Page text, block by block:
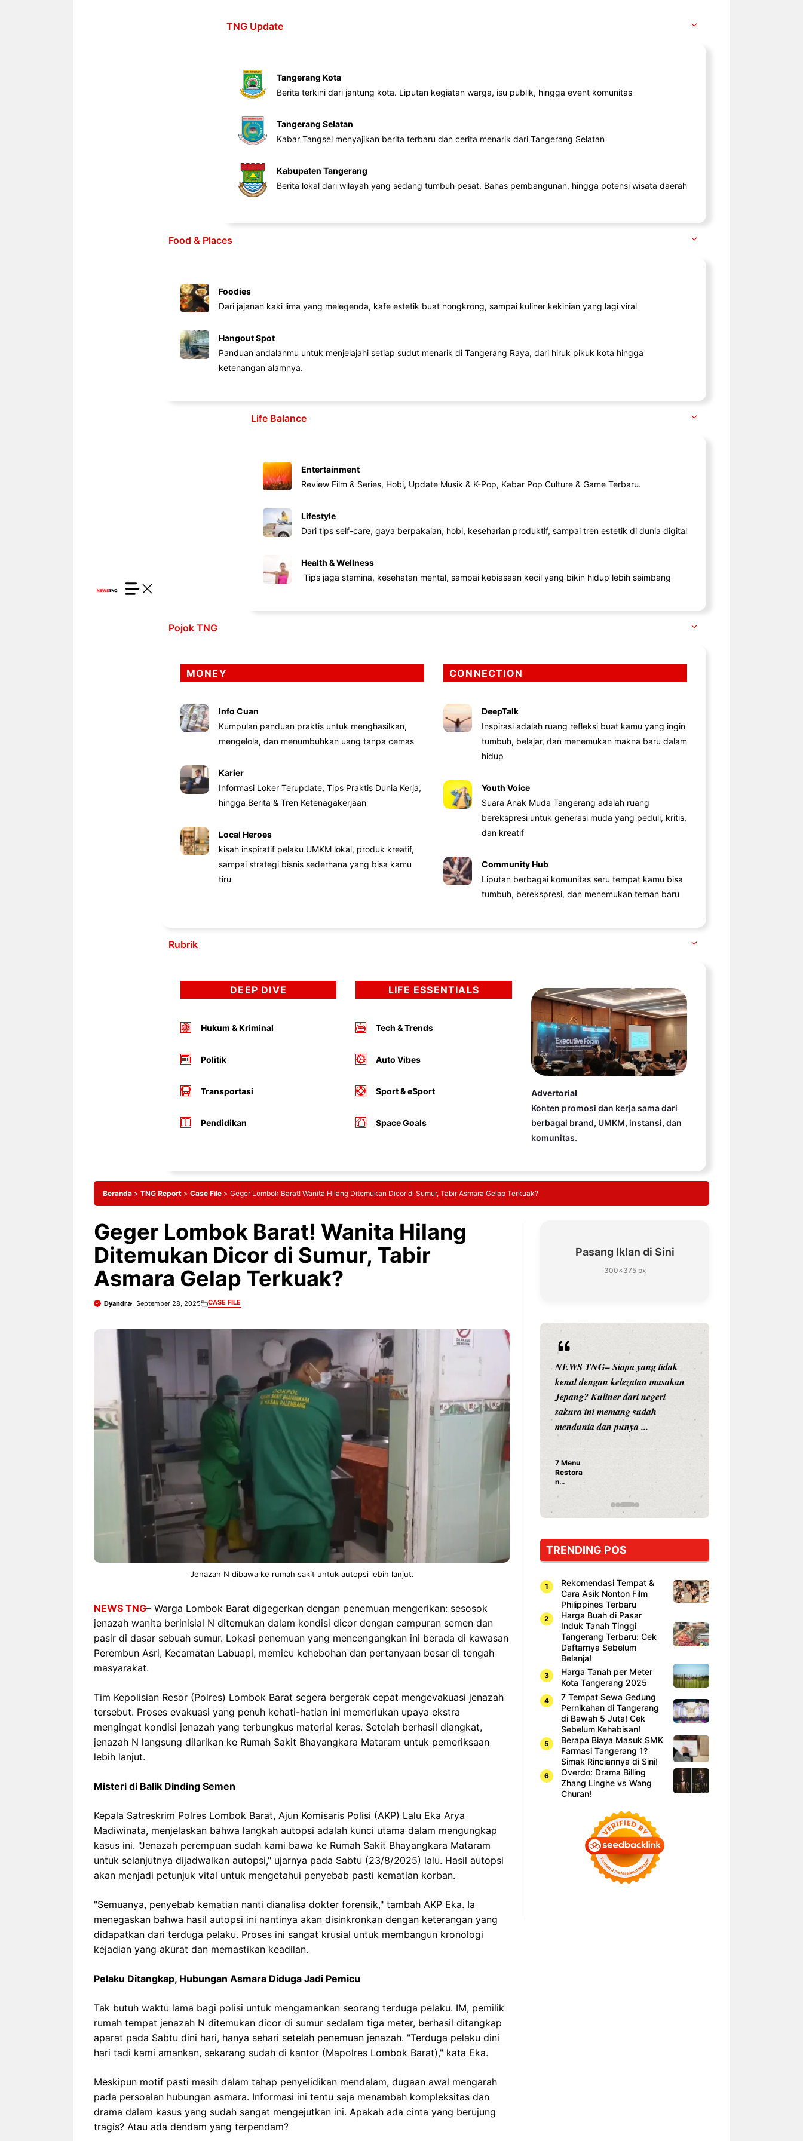
TNG Update
Tangerang Kota
Berita terkini dari jantung kota. Liputan kegiatan warga, isu publik, hingga event komunitas
Tangerang Selatan
Kabar Tangsel menyajikan berita terbaru dan cerita menarik dari Tangerang Selatan
Kabupaten Tangerang
Berita lokal dari wilayah yang sedang tumbuh pesat. Bahas pembangunan, hingga potensi wisata daerah
Food & Places
Foodies
Dari jajanan kaki lima yang melegenda, kafe estetik buat nongkrong, sampai kuliner kekinian yang lagi viral
Hangout Spot
Panduan andalanmu untuk menjelajahi setiap sudut menarik di Tangerang Raya, dari hiruk pikuk kota hingga
ketenangan alamnya.
Life Balance
Entertainment
Review Film & Series, Hobi, Update Musik & K-Pop, Kabar Pop Culture & Game Terbaru.
Lifestyle
Dari tips self-care, gaya berpakaian, hobi, keseharian produktif, sampai tren estetik di dunia digital
Health & Wellness
Tips jaga stamina, kesehatan mental, sampai kebiasaan kecil yang bikin hidup lebih seimbang
Pojok TNG
MONEY
Info Cuan
Kumpulan panduan praktis untuk menghasilkan,
mengelola, dan menumbuhkan uang tanpa cemas
Karier
Informasi Loker Terupdate, Tips Praktis Dunia Kerja,
hingga Berita & Tren Ketenagakerjaan
Local Heroes
kisah inspiratif pelaku UMKM lokal, produk kreatif,
sampai strategi bisnis sederhana yang bisa kamu
tiru
CONNECTION
DeepTalk
Inspirasi adalah ruang refleksi buat kamu yang ingin
tumbuh, belajar, dan menemukan makna baru dalam
hidup
Youth Voice
Suara Anak Muda Tangerang adalah ruang
berekspresi untuk generasi muda yang peduli, kritis,
dan kreatif
Community Hub
Liputan berbagai komunitas seru tempat kamu bisa
tumbuh, berekspresi, dan menemukan teman baru
Rubrik
DEEP DIVE
Hukum & Kriminal
Politik
Transportasi
Pendidikan
LIFE ESSENTIALS
Tech & Trends
Auto Vibes
Sport & eSport
Space Goals
Advertorial
Konten promosi dan kerja sama dari
berbagai brand, UMKM, instansi, dan
komunitas.
Beranda > TNG Report > Case File > Geger Lombok Barat! Wanita Hilang Ditemukan Dicor di Sumur, Tabir Asmara Gelap Terkuak?
Geger Lombok Barat! Wanita Hilang
Ditemukan Dicor di Sumur, Tabir
Asmara Gelap Terkuak?
Dyandra September 28, 2025 CASE FILE
Jenazah N dibawa ke rumah sakit untuk autopsi lebih lanjut.
NEWS TNG– Warga Lombok Barat digegerkan dengan penemuan mengerikan: sesosok
jenazah wanita berinisial N ditemukan dalam kondisi dicor dengan campuran semen dan
pasir di dasar sebuah sumur. Lokasi penemuan yang mencengangkan ini berada di kawasan
Perembun Asri, Kecamatan Labuapi, memicu kehebohan dan pertanyaan besar di tengah
masyarakat.
Tim Kepolisian Resor (Polres) Lombok Barat segera bergerak cepat mengevakuasi jenazah
tersebut. Proses evakuasi yang penuh kehati-hatian ini memerlukan upaya ekstra
mengingat kondisi jenazah yang terbungkus material keras. Setelah berhasil diangkat,
jenazah N langsung dilarikan ke Rumah Sakit Bhayangkara Mataram untuk pemeriksaan
lebih lanjut.
Misteri di Balik Dinding Semen
Kepala Satreskrim Polres Lombok Barat, Ajun Komisaris Polisi (AKP) Lalu Eka Arya
Madiwinata, menjelaskan bahwa langkah autopsi adalah kunci utama dalam mengungkap
kasus ini. "Jenazah perempuan sudah kami bawa ke Rumah Sakit Bhayangkara Mataram
untuk selanjutnya dijadwalkan autopsi," ujarnya pada Sabtu (23/8/2025) lalu. Hasil autopsi
akan menjadi petunjuk vital untuk mengetahui penyebab pasti kematian korban.
"Semuanya, penyebab kematian nanti dianalisa dokter forensik," tambah AKP Eka. Ia
menegaskan bahwa hasil autopsi ini nantinya akan disinkronkan dengan keterangan yang
didapatkan dari terduga pelaku. Proses ini sangat krusial untuk membangun kronologi
kejadian yang akurat dan memastikan keadilan.
Pelaku Ditangkap, Hubungan Asmara Diduga Jadi Pemicu
Tak butuh waktu lama bagi polisi untuk mengamankan seorang terduga pelaku. IM, pemilik
rumah tempat jenazah N ditemukan dicor di sumur sedalam tiga meter, berhasil ditangkap
aparat pada Sabtu dini hari, hanya sehari setelah penemuan jenazah. "Terduga pelaku dini
hari tadi kami amankan, sekarang sudah di kantor (Mapolres Lombok Barat)," kata Eka.
Meskipun motif pasti masih dalam tahap penyelidikan mendalam, dugaan awal mengarah
pada persoalan hubungan asmara. Informasi ini tentu saja menambah kompleksitas dan
drama dalam kasus yang sudah sangat mengejutkan ini. Apakah ada cinta yang berujung
tragis? Atau ada dendam yang terpendam?
Pasang Iklan di Sini
300×375 px
NEWS TNG– Siapa sangka, dua
nama besar di dunia hiburan,
Nunung Srimulat dan Vicky
Prasetyo, kini merambah dunia
kuliner dengan ...
Nunung Srimulat & Vicky
Prasetyo Buka Restoran
Ayam Panggang! Cuma Rp
15 Ribu, Resep Rahasia
NEWS TNG– Bandung –
Menyambut pergantian tahun
2026, restoran all you can eat
Kakkoii All You Can Eat Bandung
menghadirkan ...
Sambut 2026, Kakkoii
Bandung Hadirkan Pesta All
You Can Eat Mulai Rp
145.000
NEWS TNG– Pernah gak sih
kamu mulai ngerjain sesuatu cuma
buat iseng-iseng, eh ternyata malah
jadi peluang bisnis yang
Dari Iseng Jadi Cuan: Kisah
NEWS TNG– Siapa yang tidak
kenal dengan kelezatan masakan
Jepang? Kuliner dari negeri
sakura ini memang sudah
mendunia dan punya ...
7 Menu
Restora
n
yang
Dicoba,
Cuma
Sushi!
TRENDING POS
Rekomendasi Tempat &
Cara Asik Nonton Film
Philippines Terbaru
Harga Buah di Pasar
Induk Tanah Tinggi
Tangerang Terbaru: Cek
Daftarnya Sebelum
Belanja!
Harga Tanah per Meter
Kota Tangerang 2025
7 Tempat Sewa Gedung
Pernikahan di Tangerang
di Bawah 5 Juta! Cek
Sebelum Kehabisan!
Berapa Biaya Masuk SMK
Farmasi Tangerang 1?
Simak Rinciannya di Sini!
Overdo: Drama Billing
Zhang Linghe vs Wang
Churan!